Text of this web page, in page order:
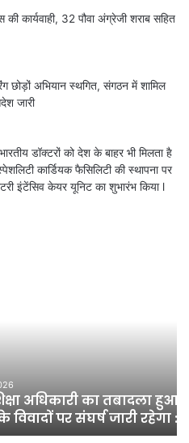
कार्यवाही, 32 पौवा अंग्रेजी शराब सहित
छोड़ों अभियान स्थगित, संगठन में शामिल
जारी
डॉक्टरों को देश के बाहर भी मिलता है
कार्डियक फैसिलिटी की स्थापना पर
इंटेंसिव केयर यूनिट का शुभारंभ किया l
हुआ, लेकिन शिक्षा
जारी रहेगा : अंकित गौरहा